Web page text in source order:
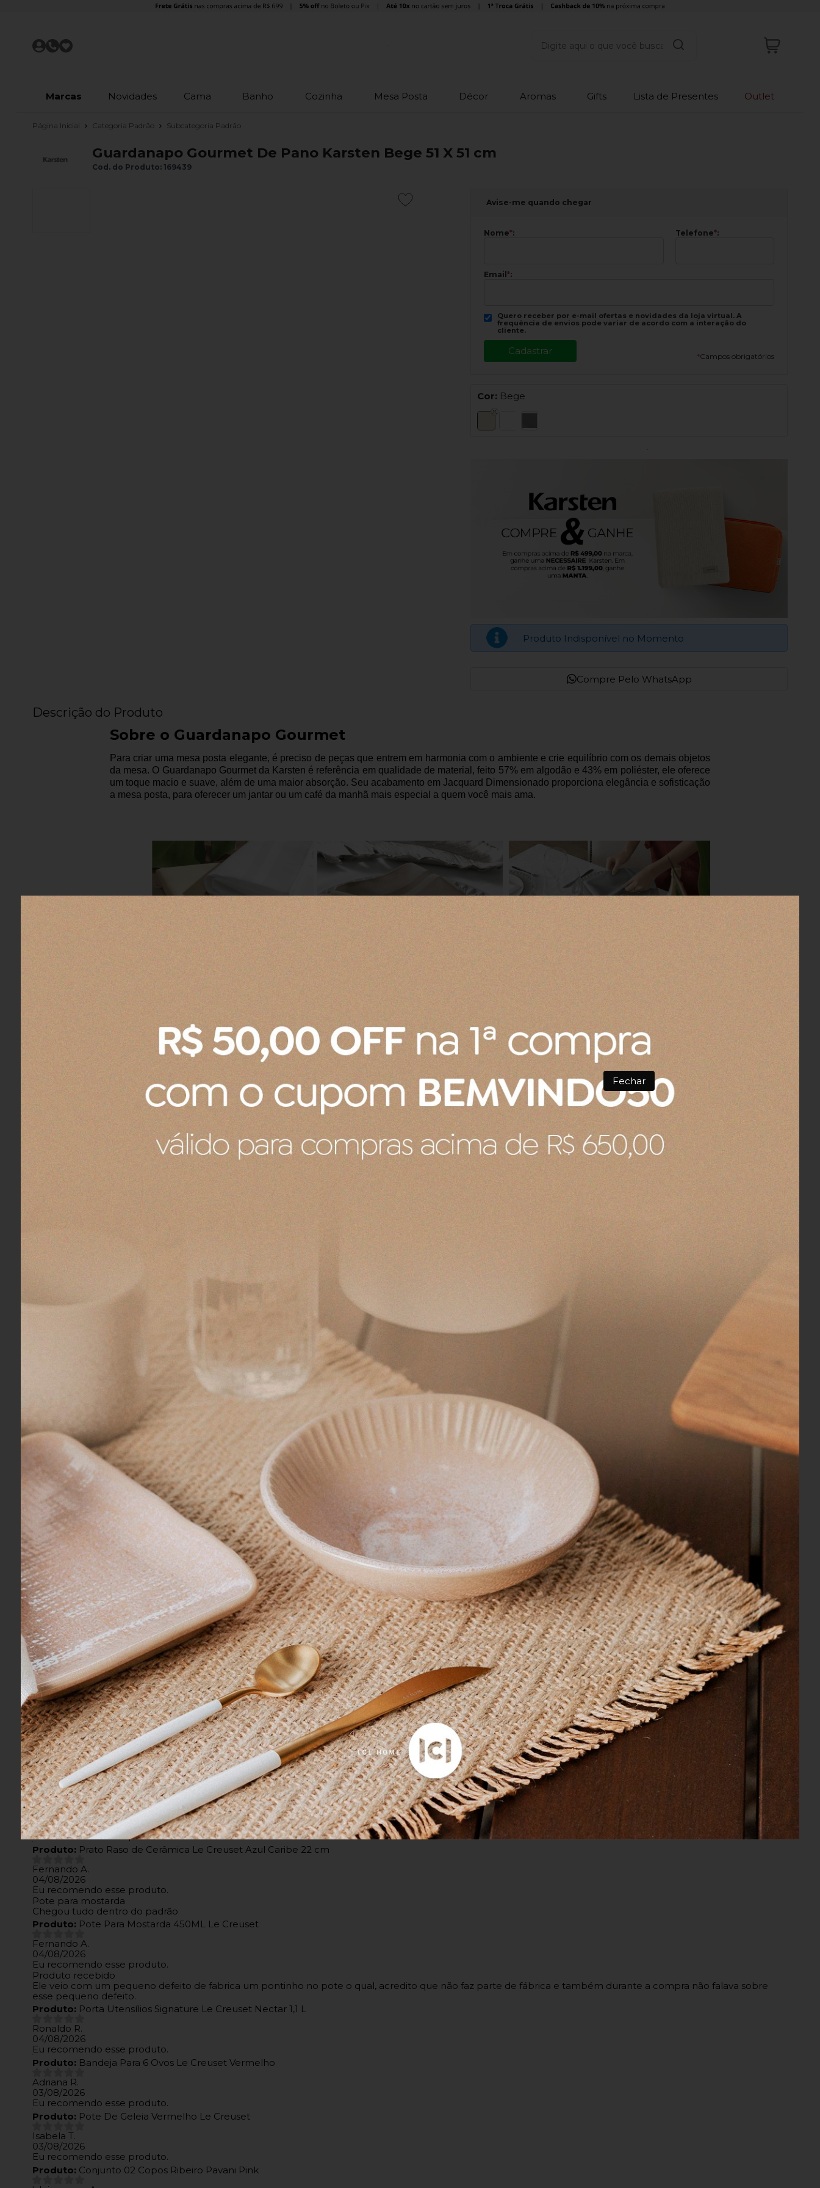
Marcas Novidades Cama Banho Cozinha Mesa Posta Décor Aromas Gifts Lista de Presentes Outlet
Página Inicial Categoria Padrão Subcategoria Padrão
Guardanapo Gourmet De Pano Karsten Bege 51 X 51 cm
Cod. do Produto: 169439
Avise-me quando chegar
Nome*: Telefone*:
Email *:
Quero receber por e-mail ofertas e novidades da loja virtual. A
frequência de envios pode variar de acordo com a interação do
cliente.
*Campos obrigatórios
Cor: Bege
Produto Indisponível no Momento
Compre Pelo WhatsApp
Descrição do Produto
Sobre o Guardanapo Gourmet
Para criar uma mesa posta elegante, é preciso de peças que entrem em harmonia com o ambiente e crie equilíbrio com os demais objetos
da mesa. O Guardanapo Gourmet da Karsten é referência em qualidade de material, feito 57% em algodão e 43% em poliéster, ele oferece
um toque macio e suave, além de uma maior absorção. Seu acabamento em Jacquard Dimensionado proporciona elegância e sofisticação
a mesa posta, para oferecer um jantar ou um café da manhã mais especial a quem você mais ama.
Informações do Produto
Marca: Karsten
Material: 57% algodão; 43% Poliéster
Conteúdo: 1 Guardanapo Gourmet
Quantidade de Peças: 01 Peça
Medidas: C 51,0cm - L 51,0cm - A 0,4cm
Cuidados:
Lavar com temperatura máxima de 60°C;
Não alvejar;
Secar com temperatura baixa;
Passar com temperatura máxima 110°C;
Não limpar a seco.
Observação: Pode haver pequena variação de cor, de acordo com a configuração e modelo do monitor ou do
aparelho celular. Consultar a cor nas especificações técnicas do produto.
Avaliações dos Clientes
Fernando A.
04/08/2026
Eu recomendo esse produto.
Produto: Prato Raso de Cerâmica Le Creuset Azul Caribe 22 cm
Fernando A.
04/08/2026
Eu recomendo esse produto.
Pote para mostarda
Chegou tudo dentro do padrão
Produto: Pote Para Mostarda 450ML Le Creuset
Fernando A.
04/08/2026
Eu recomendo esse produto.
Produto recebido
Ele veio com um pequeno defeito de fabrica um pontinho no pote o qual, acredito que não faz parte de fábrica e também durante a compra não falava sobre
esse pequeno defeito.
Produto: Porta Utensílios Signature Le Creuset Nectar 1,1 L
Ronaldo R.
04/08/2026
Eu recomendo esse produto.
Produto: Bandeja Para 6 Ovos Le Creuset Vermelho
Adriana R.
03/08/2026
Eu recomendo esse produto.
Produto: Pote De Geleia Vermelho Le Creuset
Isabela T.
03/08/2026
Eu recomendo esse produto.
Produto: Conjunto 02 Copos Ribeiro Pavani Pink
Fechar